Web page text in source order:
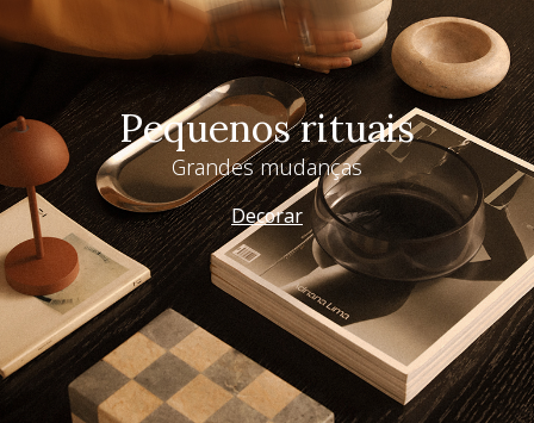
Pequenos rituais
Grandes mudanças
Decorar